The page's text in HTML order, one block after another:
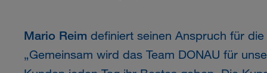
Mario Reim definiert seinen Anspruch für
„Gemeinsam wird das Team DONAU für